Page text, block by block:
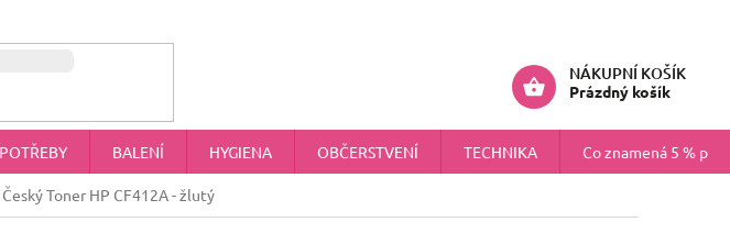
NÁKUPNÍ KOŠÍK
Prázdný košík
POTŘEBY BALENÍ HYGIENA OBČERSTVENÍ TECHNIKA Co znamená 5 %
Český Toner HP CF412A - žlutý